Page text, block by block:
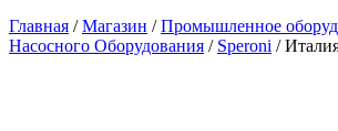
Главная /Магазин /Промышленное
Насосного Оборудования / Speroni /